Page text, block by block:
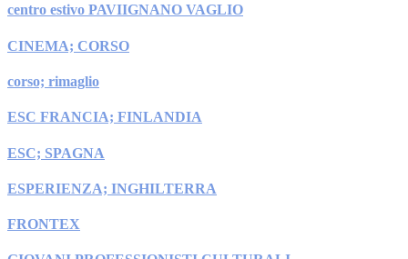
centro estivo PAVIIGNANO VAGLIO
CINEMA; CORSO
corso; rimaglio
ESC FRANCIA; FINLANDIA
ESC; SPAGNA
ESPERIENZA; INGHILTERRA
FRONTEX